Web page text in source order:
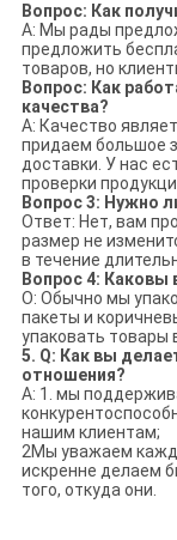
Вопрос: Как
A: Мы рады
предложить
товаров, но
Вопрос: Как
качества?
A: Качество
придаем большое
доставки. У нас
проверки
Вопрос 3: Нужно
Ответ: Нет, вам
размер не
в течение
Вопрос 4: Каковы
О: Обычно мы
пакеты и
упаковать товары
5. Q: Как вы
отношения?
A: 1. мы
нашим клиентам;
2Мы уважаем
искренне делаем
того, откуда они.